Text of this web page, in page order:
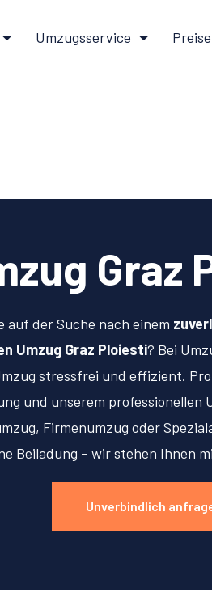
Umzugsservice Preise
Graz
auf der Suche nach einem
Umzug Graz Ploiesti? Bei
stressfrei und effizient.
und unserem professionellen
Firmenumzug oder
Beiladung – wir stehen Ihnen
Unverbindlich